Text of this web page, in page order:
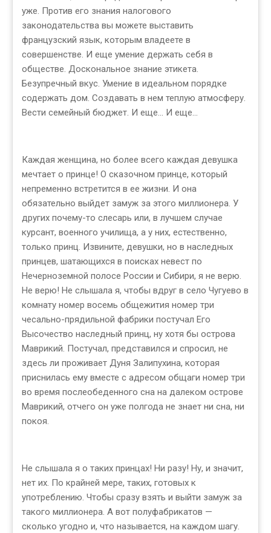
уже. Против его знания налогового
законодательства вы можете выставить
французский язык, которым владеете в
совершенстве. И еще умение держать себя в
обществе. Доскональное знание этикета.
Безупречный вкус. Умение в идеальном порядке
содержать дом. Создавать в нем теплую атмосферу.
Вести семейный бюджет. И еще... И еще...
Каждая женщина, но более всего каждая девушка
мечтает о принце! О сказочном принце, который
непременно встретится в ее жизни. И она
обязательно выйдет замуж за этого миллионера. У
других почему-то слесарь или, в лучшем случае
курсант, военного училища, а у них, естественно,
только принц. Извините, девушки, но в наследных
принцев, шатающихся в поисках невест по
Нечерноземной полосе России и Сибири, я не верю.
Не верю! Не слышала я, чтобы вдруг в село Чугуево в
комнату номер восемь общежития номер три
чесально-прядильной фабрики постучал Его
Высочество наследный принц, ну хотя бы острова
Маврикий. Постучал, представился и спросил, не
здесь ли проживает Дуня Залипухина, которая
приснилась ему вместе с адресом общаги номер три
во время послеобеденного сна на далеком острове
Маврикий, отчего он уже полгода не знает ни сна, ни
покоя.
Не слышала я о таких принцах! Ни разу! Ну, и значит,
нет их. По крайней мере, таких, готовых к
употреблению. Чтобы сразу взять и выйти замуж за
такого миллионера. А вот полуфабрикатов —
сколько угодно и, что называется, на каждом шагу.